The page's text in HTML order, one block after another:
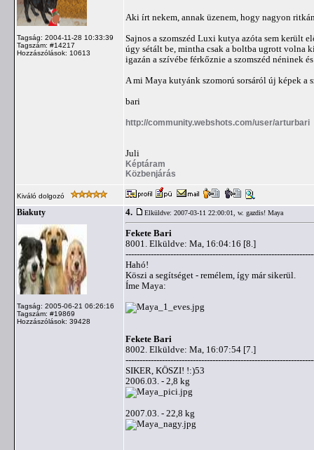
Tagság: 2004-11-28 10:33:39
Tagszám: #14217
Hozzászólások: 10613
Aki írt nekem, annak üzenem, hogy nagyon
Sajnos a szomszéd Luxi kutya azóta sem került
úgy sétált be, mintha csak a boltba ugrott volna
igazán a szívébe férkőznie a szomszéd néninek
A mi Maya kutyánk szomorú sorsáról új képek a
bari
http://community.webshots.com/user/arturbari
Juli
Képtáram
Közbenjárás
Kiváló dolgozó
Biakuty
Tagság: 2005-06-21 06:26:16
Tagszám: #19869
Hozzászólások: 39428
4. Elküldve: 2007-03-11 22:00:01, w. gazdis! Maya
Fekete Bari
8001. Elküldve: Ma, 16:04:16 [8.]
Hahó!
Köszi a segítséget - remélem, így már sikerül.
Íme Maya:
Fekete Bari
8002. Elküldve: Ma, 16:07:54 [7.]
SIKER, KÖSZI! !:)53
2006.03. - 2,8 kg
2007.03. - 22,8 kg